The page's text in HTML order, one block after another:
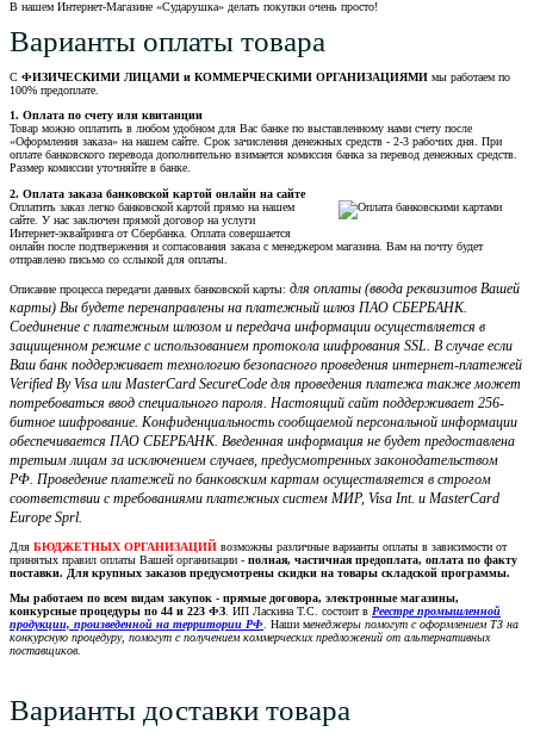
В нашем Интернет-Магазине «Сударушка» делать покупки очень просто!
Варианты оплаты товара
С ФИЗИЧЕСКИМИ ЛИЦАМИ и КОММЕРЧЕСКИМИ ОРГАНИЗАЦИЯМИ мы работаем по
100% предоплате.
1. Оплата по счету или квитанции
Товар можно оплатить в любом удобном для Вас банке по выставленному нами счету после
«Оформления заказа» на нашем сайте. Срок зачисления денежных средств - 2-3 рабочих дня. При
оплате банковского перевода дополнительно взимается комиссия банка за перевод денежных средств.
Размер комиссии уточняйте в банке.
2. Оплата заказа банковской картой онлайн на сайте
Оплатить заказ легко банковской картой прямо на нашем
сайте. У нас заключен прямой договор на услуги
Интернет-эквайринга от Сбербанка. Оплата совершается
онлайн после подтвержения и согласования заказа с менеджером магазина. Вам на почту будет
отправлено письмо со сслыкой для оплаты.
Описание процесса передачи данных банковской карты: для оплаты (ввода реквизитов Вашей
карты) Вы будете перенаправлены на платежный шлюз ПАО СБЕРБАНК.
Соединение с платежным шлюзом и передача информации осуществляется в
защищенном режиме с использованием протокола шифрования SSL. В случае если
Ваш банк поддерживает технологию безопасного проведения интернет-платежей
Verified By Visa или MasterCard SecureCode для проведения платежа также может
потребоваться ввод специального пароля. Настоящий сайт поддерживает 256-
битное шифрование. Конфиденциальность сообщаемой персональной информации
обеспечивается ПАО СБЕРБАНК. Введенная информация не будет предоставлена
третьим лицам за исключением случаев, предусмотренных законодательством
РФ. Проведение платежей по банковским картам осуществляется в строгом
соответствии с требованиями платежных систем МИР, Visa Int. и MasterCard
Europe Sprl.
Для БЮДЖЕТНЫХ ОРГАНИЗАЦИЙ возможны различные варианты оплаты в зависимости от
принятых правил оплаты Вашей организации - полная, частичная предоплата, оплата по факту
поставки. Для крупных заказов предусмотрены скидки на товары складской программы.
Мы работаем по всем видам закупок - прямые договора, электронные магазины,
конкурсные процедуры по 44 и 223 ФЗ. ИП Ласкина Т.С. состоит в Реестре промышленной
продукции, произведенной на территории РФ. Наши менеджеры помогут с оформлением ТЗ на
конкурсную процедуру, помогут с получением коммерческих предложений от альтернативных
поставщиков.
Варианты доставки товара